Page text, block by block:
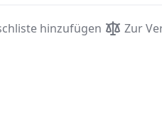
hinzufügen Zur